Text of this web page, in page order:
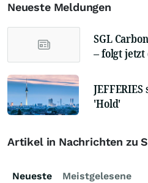
Neueste Meldungen
SGL
– folgt jetzt
'Hold'
Artikel in Nachrichten zu
Neueste Meistgelesene